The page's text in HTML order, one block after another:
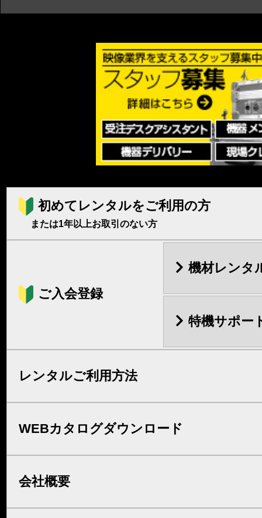
初めてレンタルをご利用の方
または1年以上お取引のない方
ご入会登録
機材レンタ
特機サポー
レンタルご利用方法
WEBカタログダウンロード
会社概要